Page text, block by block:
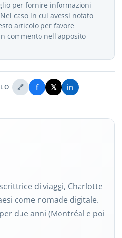
per fornire informazioni
caso in cui avessi notato
articolo per favore
commento nell'apposito
🔗 f 𝕏 in
di viaggi, Charlotte
come nomade digitale.
due anni (Montréal e poi